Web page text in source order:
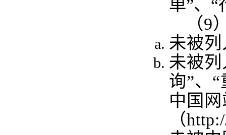
单”、“
（9
未被
未被列
询”、
中国
（